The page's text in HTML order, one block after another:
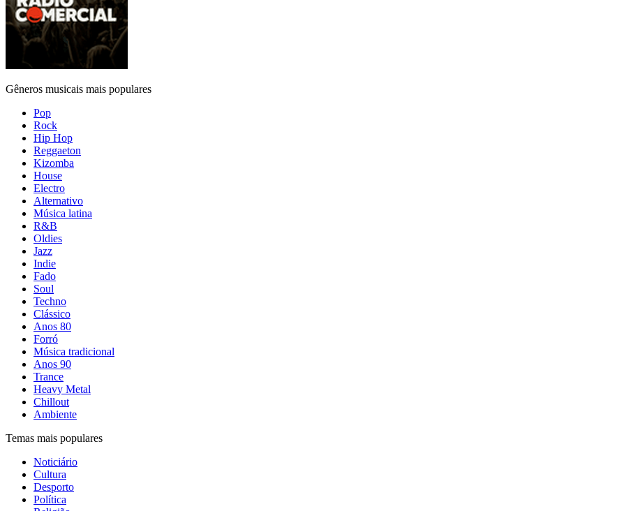
Gêneros musicais mais populares
Pop
Rock
Hip Hop
Reggaeton
Kizomba
House
Electro
Alternativo
Música latina
R&B
Oldies
Jazz
Indie
Fado
Soul
Techno
Clássico
Anos 80
Forró
Música tradicional
Anos 90
Trance
Heavy Metal
Chillout
Ambiente
Temas mais populares
Noticiário
Cultura
Desporto
Política